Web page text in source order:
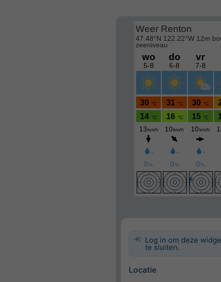
Log in om deze
te sluiten.
Locatie